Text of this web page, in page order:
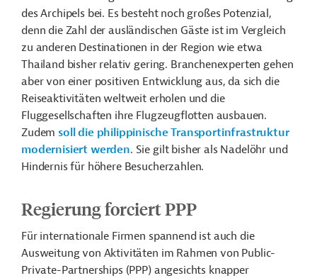
des Archipels bei. Es besteht noch großes Potenzial,
denn die Zahl der ausländischen Gäste ist im Vergleich
zu anderen Destinationen in der Region wie etwa
Thailand bisher relativ gering. Branchenexperten gehen
aber von einer positiven Entwicklung aus, da sich die
Reiseaktivitäten weltweit erholen und die
Fluggesellschaften ihre Flugzeugflotten ausbauen.
Zudem soll die philippinische Transportinfrastruktur
modernisiert werden. Sie gilt bisher als Nadelöhr und
Hindernis für höhere Besucherzahlen.
Regierung forciert PPP
Für internationale Firmen spannend ist auch die
Ausweitung von Aktivitäten im Rahmen von Public-
Private-Partnerships (PPP) angesichts knapper